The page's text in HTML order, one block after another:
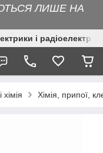
ЛИШЕ НА
і
Хімія, припої,